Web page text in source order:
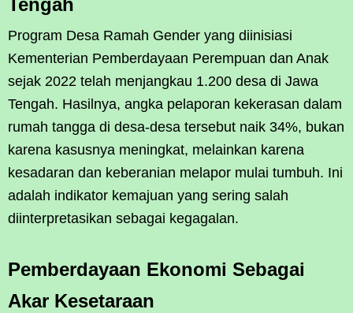
Program Desa Ramah Gender yang diinisiasi
Kementerian Pemberdayaan Perempuan dan Anak
sejak 2022 telah menjangkau 1.200 desa di Jawa
Tengah. Hasilnya, angka pelaporan kekerasan dalam
rumah tangga di desa-desa tersebut naik 34%, bukan
karena kasusnya meningkat, melainkan karena
kesadaran dan keberanian melapor mulai tumbuh. Ini
adalah indikator kemajuan yang sering salah
diinterpretasikan sebagai kegagalan.
Pemberdayaan Ekonomi Sebagai
Akar Kesetaraan